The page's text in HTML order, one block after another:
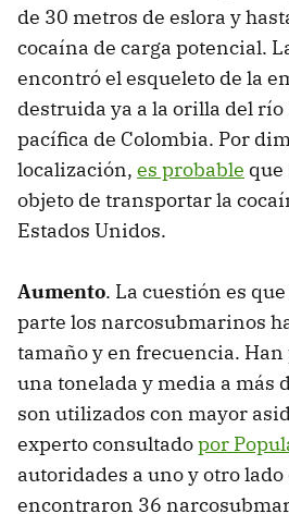
de 30 metros de eslora y
cocaína de carga potencial.
encontró el esqueleto de la
destruida ya a la orilla del río
pacífica de Colombia. Por
localización, es probable que
objeto de transportar la
Estados Unidos.
Aumento. La cuestión es
parte los narcosubmarinos
tamaño y en frecuencia. Han
una tonelada y media a más
son utilizados con mayor
experto consultadopor
autoridades a uno y otro
encontraron 36